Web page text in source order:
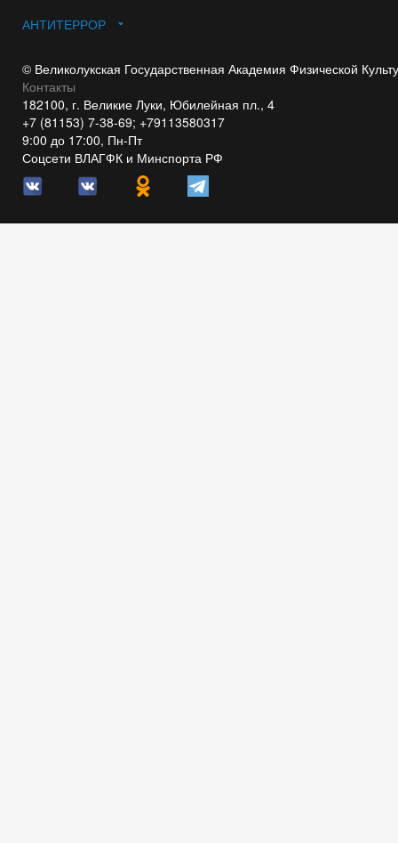
АНТИТЕРРОР
© Великолукская Государственная Академия Физической
Контакты
182100, г. Великие Луки, Юбилейная пл., 4
+7 (81153) 7-38-69; +79113580317
9:00 до 17:00, Пн-Пт
Соцсети ВЛАГФК и Минспорта РФ